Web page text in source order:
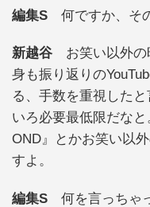
編集S 何ですか、そ
新越谷 お笑い以外
身も振り返りの
る、手数を重視した
いろ必要最低限だな
OND』とかお笑い以
すよ。
編集S 何を言っちゃ